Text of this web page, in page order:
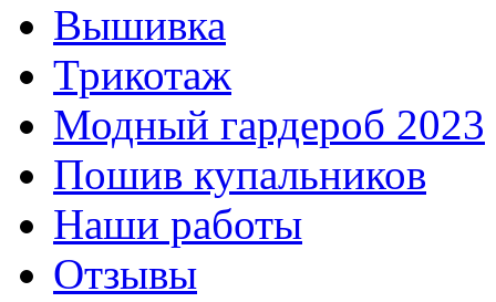
Вышивка
Трикотаж
Модный гардероб 2023
Пошив купальников
Наши работы
Отзывы